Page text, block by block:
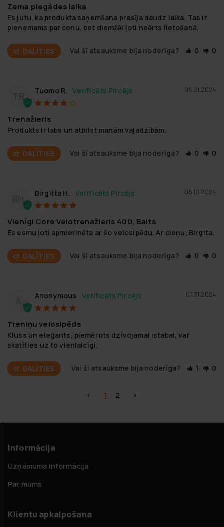
Zema piegādes laika
Es jutu, ka produkta saņemšana prasīja daudz laika. Tas ir
pieņemams par cenu, bet diemžēl ļoti neērts lietošanā.
DALĪTIES Vai šī atsauksme bija noderīga? 0 0
TR
08.21.2024
Tuomo R.
Trenažieris
Produkts ir labs un atbilst manām vajadzībām.
DALĪTIES Vai šī atsauksme bija noderīga? 0 0
BH
08.10.2024
Birgitta H.
Vienīgi Core Velotrenažieris 400, Balts
Es esmu ļoti apmierināta ar šo velosipēdu. Ar cieņu, Birgita.
DALĪTIES Vai šī atsauksme bija noderīga? 0 0
07.31.2024
Anonymous
Treniņu velosipēds
Kluss un elegants, piemērots dzīvojamai istabai, var
skatīties uz to vienlaicīgi.
DALĪTIES Vai šī atsauksme bija noderīga? 1 0
< 1 2 >
Informācija
Uzņēmuma informācija
Par mums
Klientu apkalpošana